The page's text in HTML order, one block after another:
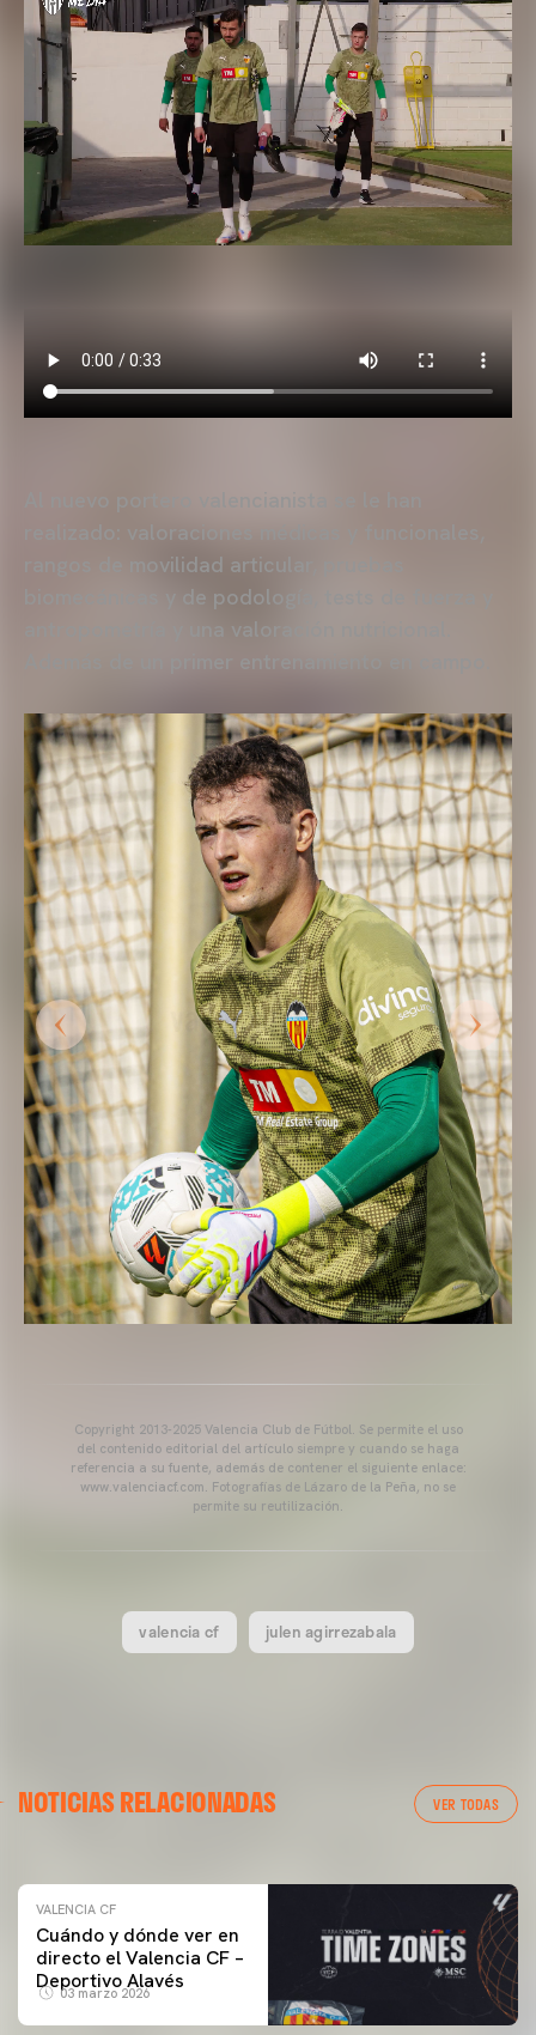
realizado: valoraciones médicas y funcionales,
rangos de movilidad articular, pruebas
biomecánicas y de podología, tests de fuerza y
antropometría y una valoración nutricional.
Copyright 2013-2025 Valencia Club de Fútbol. Se permite el uso
del contenido editorial del artículo siempre y cuando se haga
referencia a su fuente, además de contener el siguiente enlace:
www.valenciacf.com. Fotografías de Lázaro de la Peña, no se
permite su reutilización.
valencia cf julen agirrezabala
NOTICIAS RELACIONADAS VER TODAS
ENTRENAMIENTO DEL VALENCIA CF 04/03/26
VALENCIA CF
Cuándo y dónde ver en
directo el Valencia CF –
Deportivo Alavés
03 marzo 2026